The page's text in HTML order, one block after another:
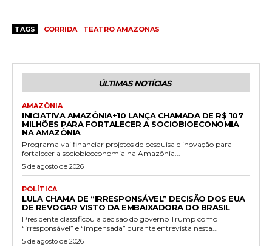
TAGS CORRIDA TEATRO AMAZONAS
ÚLTIMAS NOTÍCIAS
AMAZÔNIA
INICIATIVA AMAZÔNIA+10 LANÇA CHAMADA DE R$ 107
MILHÕES PARA FORTALECER A SOCIOBIOECONOMIA
NA AMAZÔNIA
Programa vai financiar projetos de pesquisa e inovação para
fortalecer a sociobioeconomia na Amazônia...
5 de agosto de 2026
POLÍTICA
LULA CHAMA DE “IRRESPONSÁVEL” DECISÃO DOS EUA
DE REVOGAR VISTO DA EMBAIXADORA DO BRASIL
Presidente classificou a decisão do governo Trump como
“irresponsável” e “impensada” durante entrevista nesta...
5 de agosto de 2026